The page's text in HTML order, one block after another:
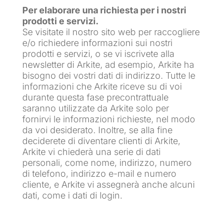
Per elaborare una richiesta per i nostri
prodotti e servizi.
Se visitate il nostro sito web per raccogliere
e/o richiedere informazioni sui nostri
prodotti e servizi, o se vi iscrivete alla
newsletter di Arkite, ad esempio, Arkite ha
bisogno dei vostri dati di indirizzo. Tutte le
informazioni che Arkite riceve su di voi
durante questa fase precontrattuale
saranno utilizzate da Arkite solo per
fornirvi le informazioni richieste, nel modo
da voi desiderato. Inoltre, se alla fine
deciderete di diventare clienti di Arkite,
Arkite vi chiederà una serie di dati
personali, come nome, indirizzo, numero
di telefono, indirizzo e-mail e numero
cliente, e Arkite vi assegnerà anche alcuni
dati, come i dati di login.